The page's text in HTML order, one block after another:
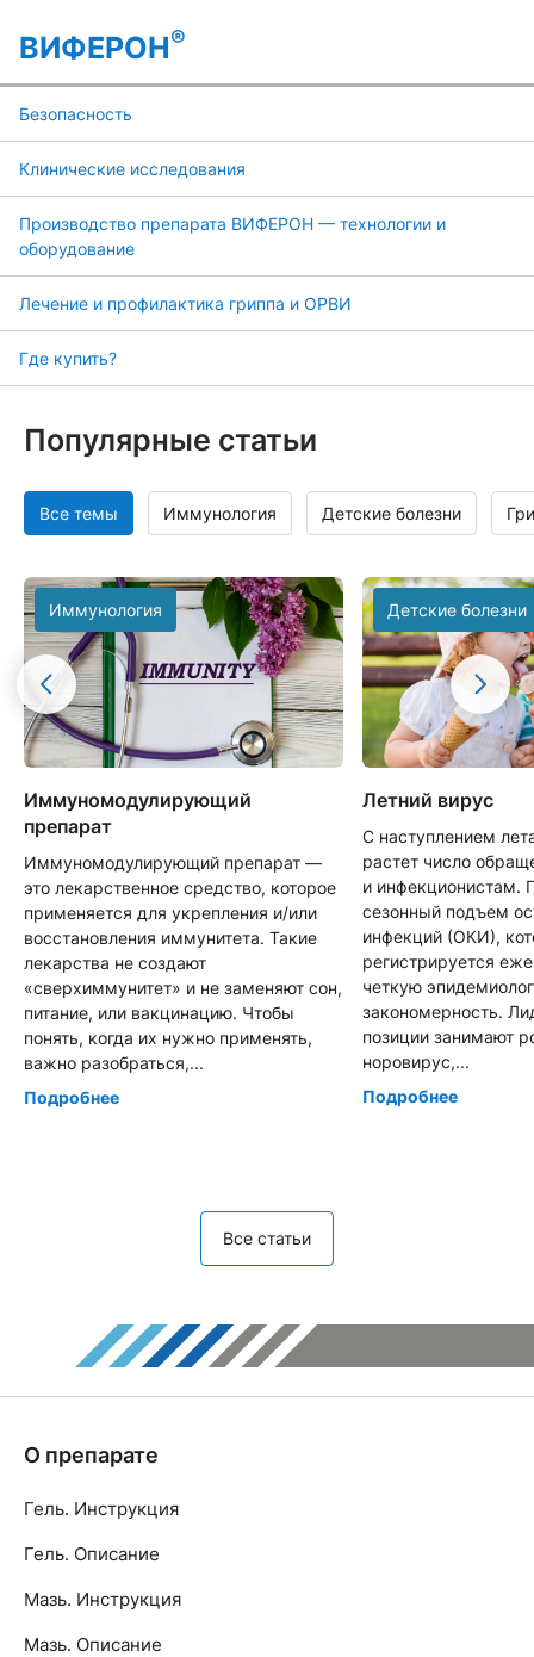
ВИФЕРОН®
Безопасность
Клинические исследования
Производство препарата ВИФЕРОН — технологии и
оборудование
Лечение и профилактика гриппа и ОРВИ
Где купить?
Популярные статьи
Все темы Иммунология Детские болезни
Иммунология
Иммуномодулирующий
препарат
Иммуномодулирующий препарат —
это лекарственное средство, которое
применяется для укрепления и/или
восстановления иммунитета. Такие
лекарства не создают
«сверхиммунитет» и не заменяют сон,
питание, или вакцинацию. Чтобы
понять, когда их нужно применять,
важно разобраться,...
Подробнее
Детские болезни
Летний вирус
С наступлением
растет число
и инфекционистам.
сезонный подъем
инфекций (ОКИ),
регистрируется
четкую
закономерность.
позиции занимают
норовирус,...
Подробнее
Все статьи
О препарате
Гель. Инструкция
Гель. Описание
Мазь. Инструкция
Мазь. Описание